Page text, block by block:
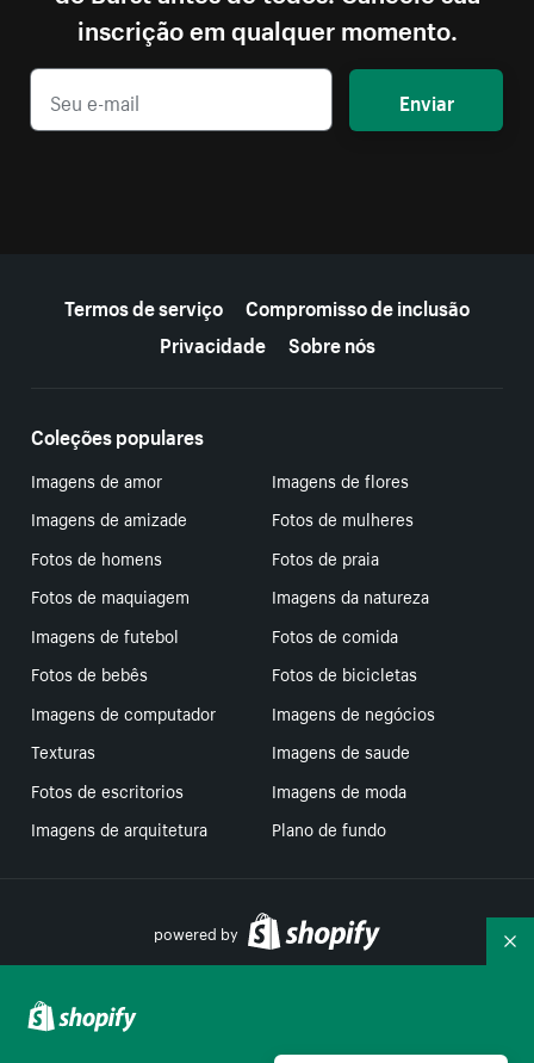
inscrição em qualquer momento.
Enviar
Termos de serviço
Compromisso de inclusão
Privacidade
Sobre nós
Coleções populares
Imagens de amor
Imagens de flores
Imagens de amizade
Fotos de mulheres
Fotos de homens
Fotos de praia
Fotos de maquiagem
Imagens da natureza
Imagens de futebol
Fotos de comida
Fotos de bebês
Fotos de bicicletas
Imagens de computador
Imagens de negócios
Texturas
Imagens de saude
Fotos de escritorios
Imagens de moda
Imagens de arquitetura
Plano de fundo
powered by
Suas escolhas de privacidade